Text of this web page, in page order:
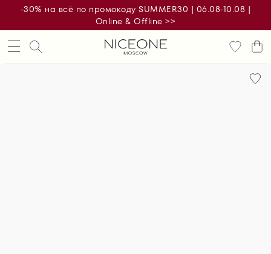
-30% на всё по промокоду SUMMER30 | 06.08-10.08 |
Online & Offline >>